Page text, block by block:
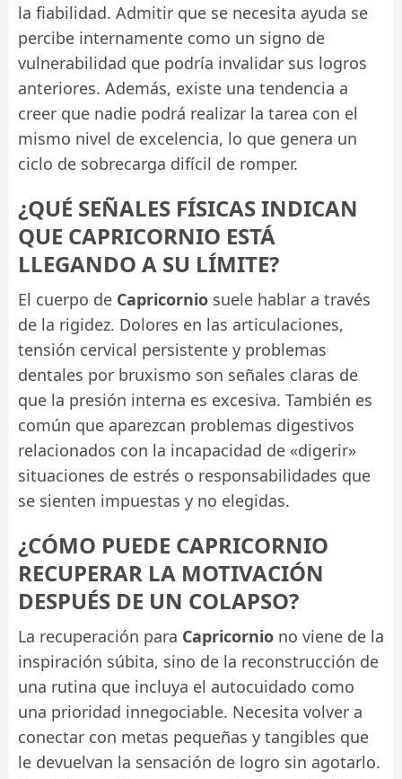
la fiabilidad. Admitir que se necesita ayuda se
percibe internamente como un signo de
vulnerabilidad que podría invalidar sus logros
anteriores. Además, existe una tendencia a
creer que nadie podrá realizar la tarea con el
mismo nivel de excelencia, lo que genera un
ciclo de sobrecarga difícil de romper.
¿QUÉ SEÑALES FÍSICAS INDICAN
QUE CAPRICORNIO ESTÁ
LLEGANDO A SU LÍMITE?
El cuerpo de Capricornio suele hablar a través
de la rigidez. Dolores en las articulaciones,
tensión cervical persistente y problemas
dentales por bruxismo son señales claras de
que la presión interna es excesiva. También es
común que aparezcan problemas digestivos
relacionados con la incapacidad de «digerir»
situaciones de estrés o responsabilidades que
se sienten impuestas y no elegidas.
¿CÓMO PUEDE CAPRICORNIO
RECUPERAR LA MOTIVACIÓN
DESPUÉS DE UN COLAPSO?
La recuperación para Capricornio no viene de la
inspiración súbita, sino de la reconstrucción de
una rutina que incluya el autocuidado como
una prioridad innegociable. Necesita volver a
conectar con metas pequeñas y tangibles que
le devuelvan la sensación de logro sin agotarlo.